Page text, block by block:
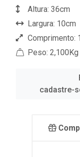
Altura: 36cm
Largura: 10cm
Comprimento:
Peso: 2,100Kg
cadastre-